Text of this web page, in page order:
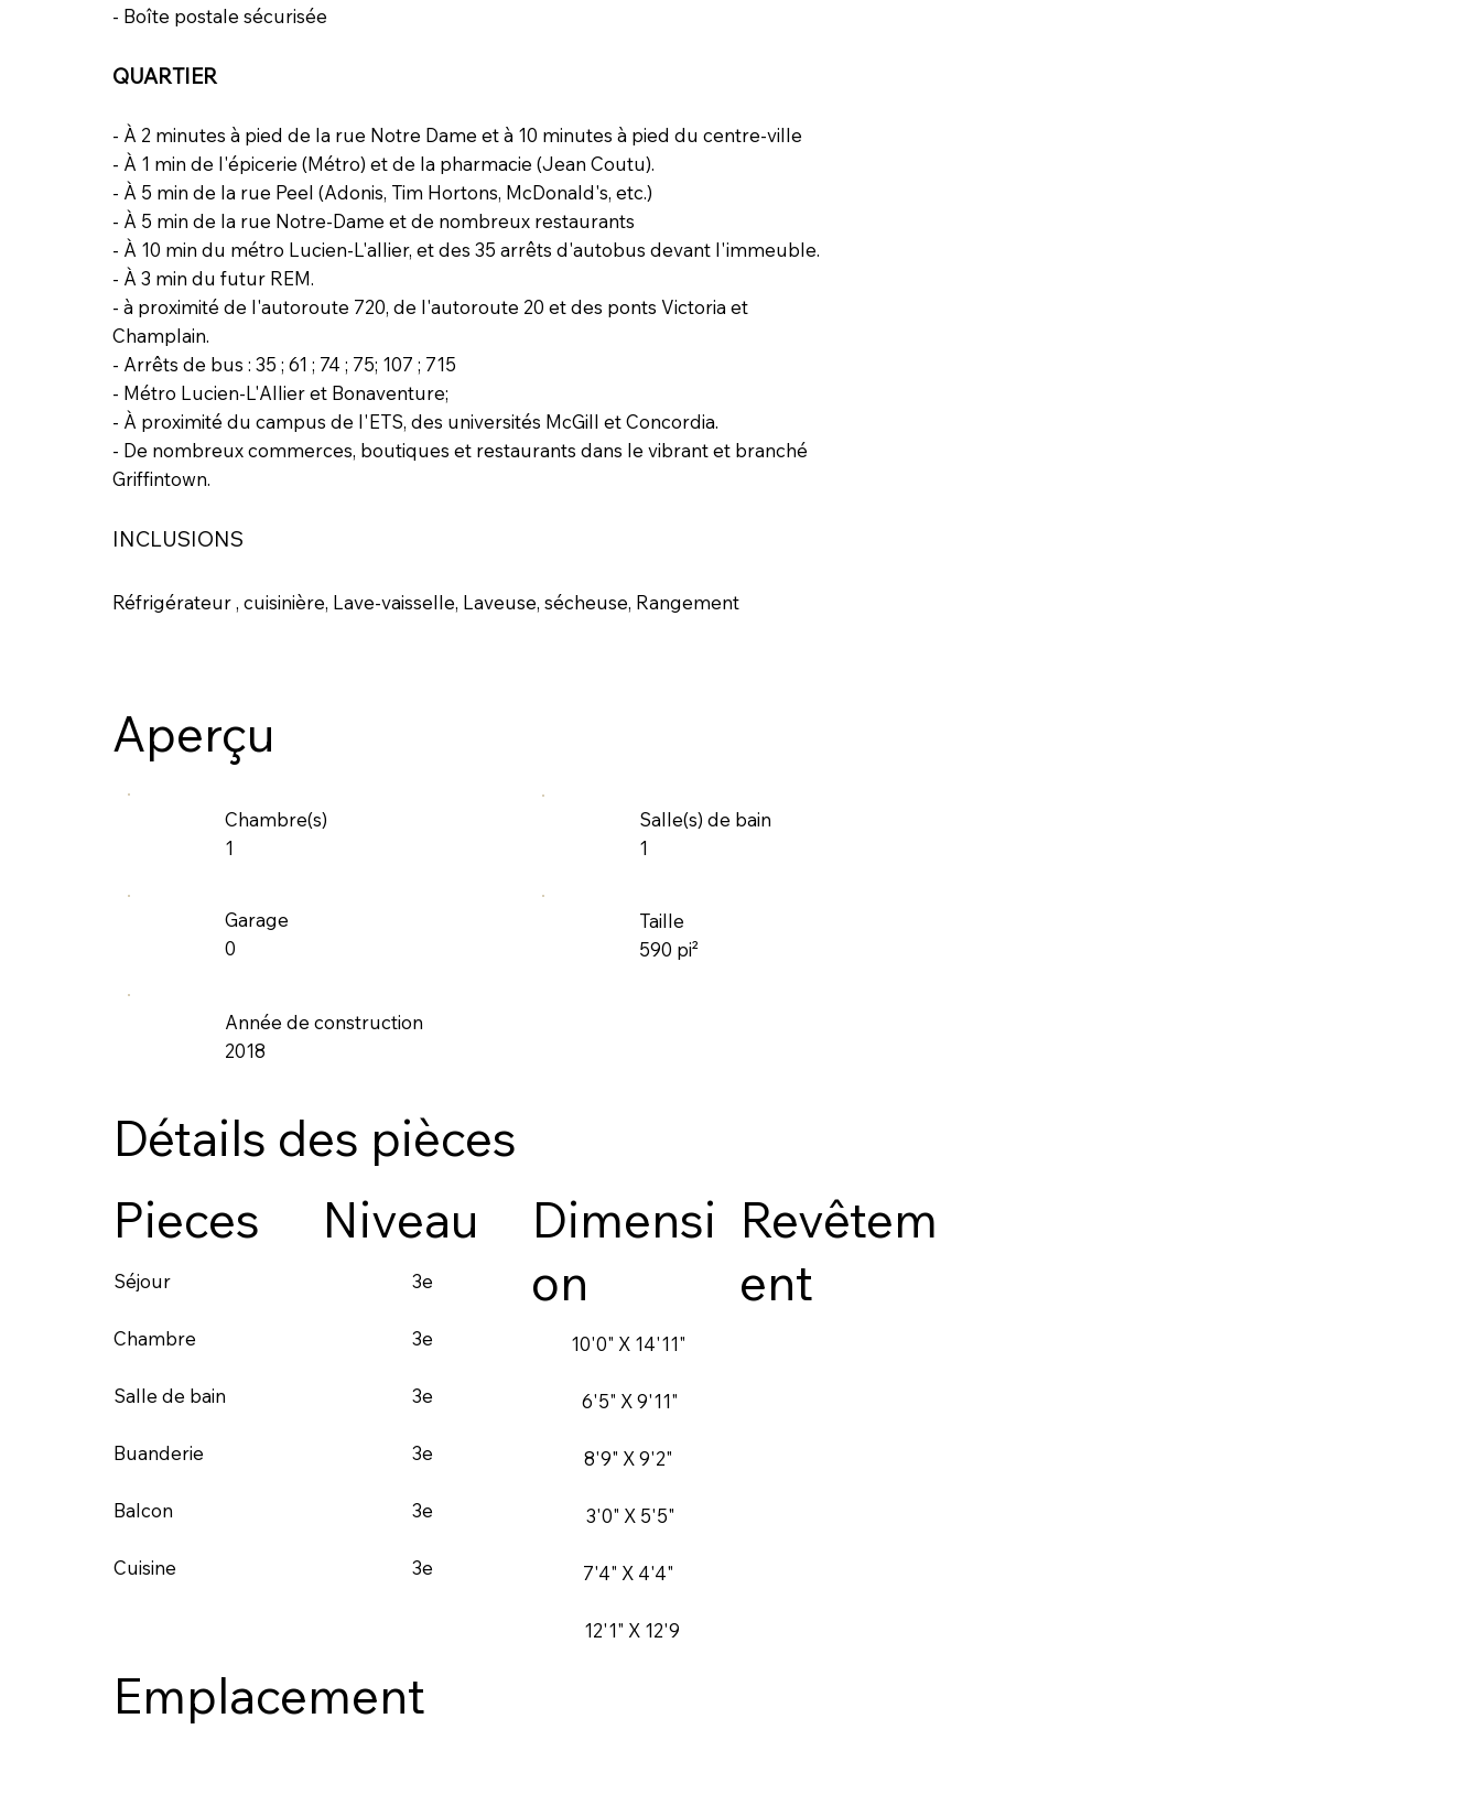
- Boîte postale sécurisée
QUARTIER
- À 2 minutes à pied de la rue Notre Dame et à 10 minutes à pied du centre-ville
- À 1 min de l'épicerie (Métro) et de la pharmacie (Jean Coutu).
- À 5 min de la rue Peel (Adonis, Tim Hortons, McDonald's, etc.)
- À 5 min de la rue Notre-Dame et de nombreux restaurants
- À 10 min du métro Lucien-L'allier, et des 35 arrêts d'autobus devant l'immeuble.
- À 3 min du futur REM.
- à proximité de l'autoroute 720, de l'autoroute 20 et des ponts Victoria et
Champlain.
- Arrêts de bus : 35 ; 61 ; 74 ; 75; 107 ; 715
- Métro Lucien-L'Allier et Bonaventure;
- À proximité du campus de l'ETS, des universités McGill et Concordia.
- De nombreux commerces, boutiques et restaurants dans le vibrant et branché
Griffintown.
INCLUSIONS
Réfrigérateur , cuisinière, Lave-vaisselle, Laveuse, sécheuse, Rangement
Aperçu
Chambre(s)
1
Salle(s) de bain
1
Garage
0
Année de construction
2018
Taille
590 pi²
Détails des pièces
Pieces
Séjour
Chambre
Salle de bain
Buanderie
Balcon
Cuisine
Niveau
3e
3e
3e
3e
3e
3e
Dimensi
on
10'0" X 14'11"
6'5" X 9'11"
8'9" X 9'2"
3'0" X 5'5"
7'4" X 4'4"
12'1" X 12'9
Revêtem
ent
Emplacement